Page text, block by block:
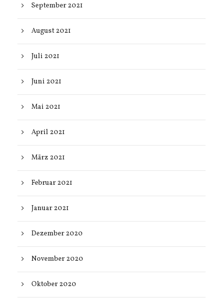
September 2021
August 2021
Juli 2021
Juni 2021
Mai 2021
April 2021
März 2021
Februar 2021
Januar 2021
Dezember 2020
November 2020
Oktober 2020